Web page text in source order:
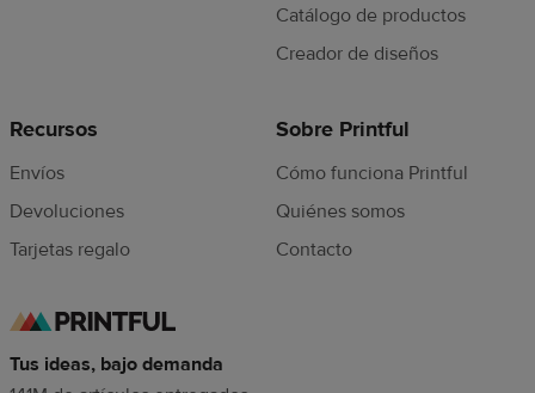
Catálogo de productos
Creador de diseños
Recursos
Envíos
Devoluciones
Tarjetas regalo
Sobre Printful
Cómo funciona Printful
Quiénes somos
Contacto
Tus ideas, bajo demanda